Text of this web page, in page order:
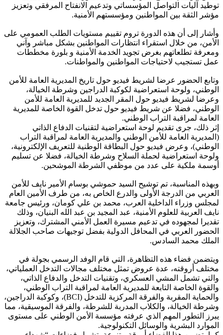
توطيد آليات التواصل المؤسساتي وتدعيم الانفتاح المرفقي وتعزيز
مؤشر الثقة بين المواطنين ومؤسستهم الأمنية.
وأشار إلى أن هذه الدورة تروم تقييم مستويات الطلب العمومي على
الأمن، من خلال استقراء انتظارات المواطنين بشكل مباشر وآني
ومعرفة تطلعاتهم بغرض تجويد الخدمة الأمنية و بلورة مخططات
عمل تستجيب لاحتياجات المواطنين والمواطنات.
وتابع الحضور عرضا لشريط فيديو حول تاريخ المديرية العامة للأمن
الوطني، ولوحة استعراضية لكوكبة الدراجين وشرطة الخيالة،
وعرضا لشريط فيديو حول المقر الجديد للمديرية العامة للأمن
الوطني، فضلا عن شريط فيديو حول تدخل القوة الخاصة للمديرية
العامة لمراقبة التراب الوطني.
إثر ذلك، جرى تقديم لوحة استعراضية لتقنيات الدفاع الذاتي
(المديرية العامة للأمن الوطني والمديرية العامة لمراقبة التراب
الوطني)، وعرض فيديو حول البطاقة الوطنية للتعريف الإلكترونية،
ولوحة استعراضية لحملة السلاح وشرطة الخيالة، فضلا عن تسليم
أوسمة ملكية على عدد من موظفي الشرطة الموشحين.
وبهذه المناسبة، تم توشيح السيد حموشي بوسام الأمير نايف للأمن
العربي من الدرجة الأولى والدرع الخاص به، من طرف الأمين العام
لمجلس وزراء الداخلية العرب، محمد بن علي كومان، ورئيس جامعة
نايف العربية للعلوم الأمنية، عبد المجيد بن عبد الله البنيان، وذلك
تقديرا لمجهوده في تدعيم مسيرة العمل الأمني المشترك، وتعزيز
الحضور العربي في المحافل الدولية بفضل توجيهات صاحب الجلالة
الملك محمد السادس.
ويتضمن فضاء هذه التظاهرة، التي قام الوفد الرسمي بجولة في
مختلف أروقته، عدة عروض تمثل مختلف مجالات التدخل العملياتي،
والتي تشمل المشي العسكري، وتقنيات التدخل والدفاع الذاتي،
والقوة الخاصة التابعة للمديرية العامة لمراقبة التراب الوطني،
والحماية المقربة والفرقة المركزية للتدخل (BCI)، وكوكبة الدراجين،
وشرطة الخيالة، والكلاب المدربة للشرطة، والفرقة الموسيقية، مما
يبرز التطور المهم الذي عرفته مؤسسة الأمن الوطني على مستوى
الموارد البشرية والوسائل التكنولوجية.